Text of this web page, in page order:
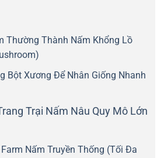
Thường Thành Nấm Khổng Lồ
Bột Xương Để Nhân Giống Nhanh
Trại Nấm Nâu Quy Mô Lớn
Nấm Truyền Thống (Tối Đa